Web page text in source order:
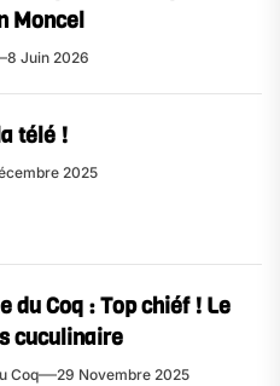
Moncel
8 Juin 2026
télé !
2025
du Coq : Top chiéf ! Le
cuculinaire
Coq 29 Novembre 2025